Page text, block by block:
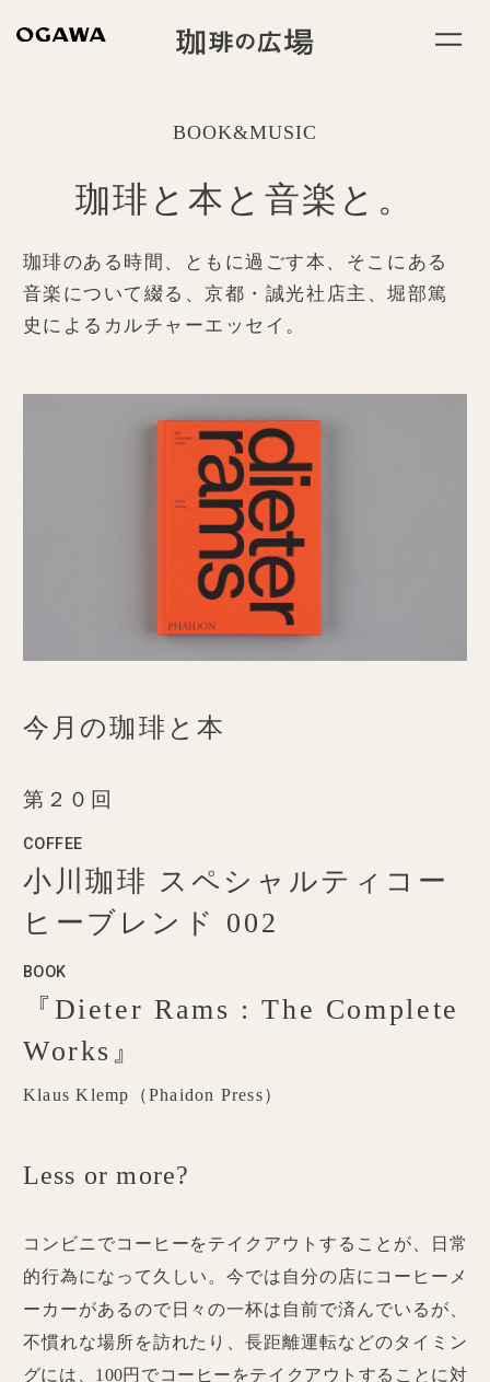
BOOK&MUSIC
珈琲と本と音楽と。
珈琲のある時間、ともに過ごす本、そこにある
音楽について綴る、京都・誠光社店主、堀部篤
史によるカルチャーエッセイ。
今月の珈琲と本
第２０回
COFFEE
小川珈琲 スペシャルティコー
ヒーブレンド 002
BOOK
『Dieter Rams : The Complete
Works』
Klaus Klemp（Phaidon Press）
Less or more?
コンビニでコーヒーをテイクアウトすることが、日常
的行為になって久しい。今では自分の店にコーヒーメ
ーカーがあるので日々の一杯は自前で済んでいるが、
不慣れな場所を訪れたり、長距離運転などのタイミン
グには、100円でコーヒーをテイクアウトすることに対